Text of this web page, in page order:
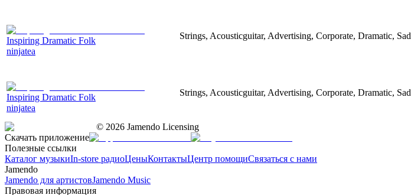
Inspiring Dramatic Folk
ninjatea
Strings, Acousticguitar, Advertising, Corporate, Dramatic, Sad
Inspiring Dramatic Folk
ninjatea
Strings, Acousticguitar, Advertising, Corporate, Dramatic, Sad
© 2026 Jamendo Licensing
Скачать приложение
Полезные ссылки
Каталог музыкиIn-store радиоЦеныКонтактыЦентр помощиСвязаться с нами
Jamendo
Jamendo для артистовJamendo Music
Правовая информация